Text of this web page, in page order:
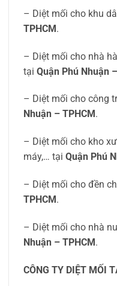
– Diệt mối cho khu
TPHCM.
– Diệt mối cho nhà
tại Quận Phú Nhuận
– Diệt mối cho công
Nhuận – TPHCM .
– Diệt mối cho kho
máy,… tại Quận Phú
– Diệt mối cho đền
TPHCM.
– Diệt mối cho nhà
Nhuận – TPHCM.
CÔNG TY DIỆT MỐI